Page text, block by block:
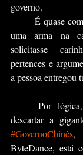
governo.
uma arma na
solicitasse
pertences e
a pessoa entregou
#GovernoChinês,
ByteDance, está